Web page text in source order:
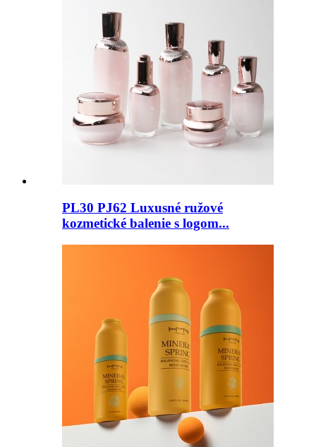
PL30 PJ62 Luxusné ružové
kozmetické balenie s logom...